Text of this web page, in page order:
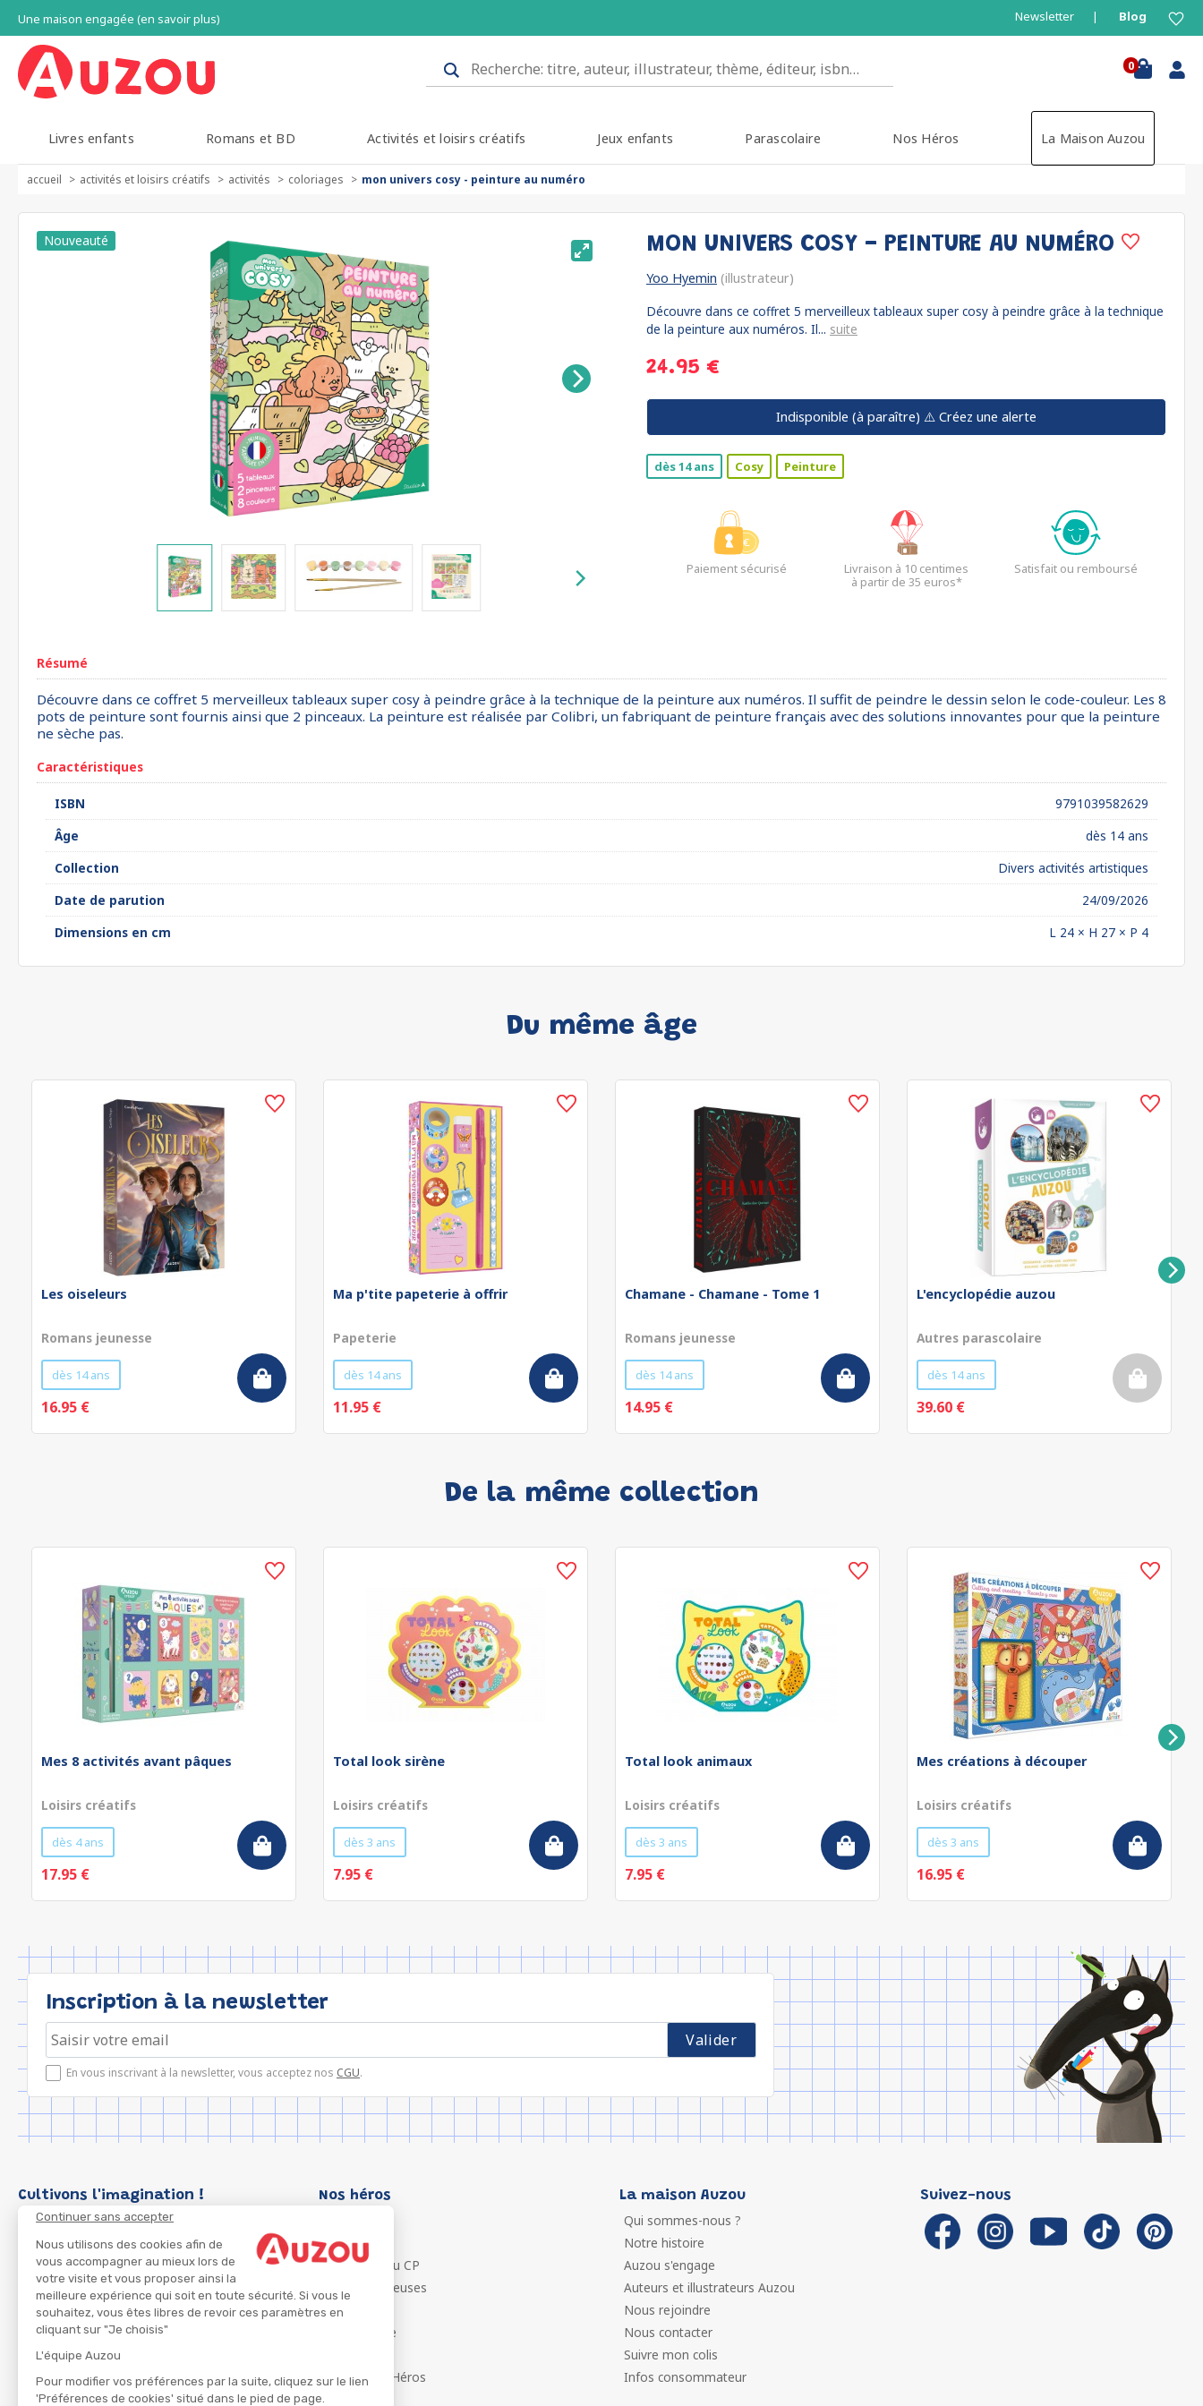
Continuer sans accepter
Nous utilisons des cookies afin de
vous accompagner au mieux lors de
votre visite et vous proposer ainsi la
meilleure expérience qui soit en toute sécurité. Si vous le
souhaitez, vous êtes libres de revoir ces paramètres en
cliquant sur "Je choisis"
L'équipe Auzou
Pour modifier vos préférences par la suite, cliquez sur le lien
'Préférences de cookies' situé dans le pied de page.
Une maison engagée (en savoir plus) Newsletter Blog
0
Livres enfants Romans et BD Activités et loisirs créatifs Jeux enfants Parascolaire Nos Héros La Maison Auzou
accueil activités et loisirs créatifs activités coloriages mon univers cosy - peinture au numéro
MON UNIVERS COSY - PEINTURE AU NUMÉRO
Yoo Hyemin (illustrateur)
Découvre dans ce coffret 5 merveilleux tableaux super cosy à peindre grâce à la technique
de la peinture aux numéros. Il... suite
24.95 €
Indisponible (à paraître) ⚠️ Créez une alerte
dès 14 ans Cosy Peinture
Paiement sécurisé
Livraison à 10 centimes
à partir de 35 euros*
Satisfait ou remboursé
Résumé
Découvre dans ce coffret 5 merveilleux tableaux super cosy à peindre grâce à la technique de la peinture aux numéros. Il suffit de peindre le dessin selon le code-couleur. Les 8
pots de peinture sont fournis ainsi que 2 pinceaux. La peinture est réalisée par Colibri, un fabriquant de peinture français avec des solutions innovantes pour que la peinture
ne sèche pas.
Caractéristiques
ISBN
9791039582629
Âge
dès 14 ans
Collection
Divers activités artistiques
Date de parution
24/09/2026
Dimensions en cm
L 24 × H 27 × P 4
Du même âge
Les oiseleurs
Romans jeunesse
dès 14 ans
16.95 €
Ma p'tite papeterie à offrir
Papeterie
dès 14 ans
11.95 €
Chamane - Chamane - Tome 1
Romans jeunesse
dès 14 ans
14.95 €
L'encyclopédie auzou
Autres parascolaire
dès 14 ans
39.60 €
De la même collection
Mes 8 activités avant pâques
Loisirs créatifs
dès 4 ans
17.95 €
Total look sirène
Loisirs créatifs
dès 3 ans
7.95 €
Total look animaux
Loisirs créatifs
dès 3 ans
7.95 €
Mes créations à découper
Loisirs créatifs
dès 3 ans
16.95 €
Inscription à la newsletter
En vous inscrivant à la newsletter, vous acceptez nos CGU.
Cultivons l'imagination ! Nos héros
P'tit Loup
Les Héros du CP
Les Influenceuses
Migali
Petite Taupe
Ma Boîte à Héros
La maison Auzou
Qui sommes-nous ?
Notre histoire
Auzou s'engage
Auteurs et illustrateurs Auzou
Nous rejoindre
Nous contacter
Suivre mon colis
Infos consommateur
Suivez-nous